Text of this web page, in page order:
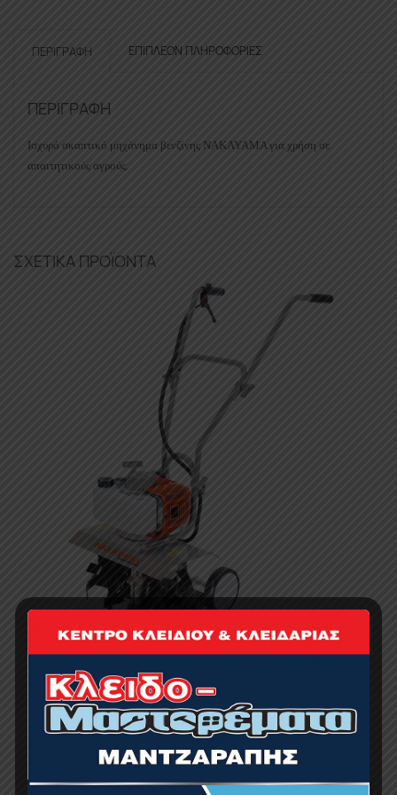
ΠΕΡΙΓΡΑΦΉ ΕΠΙΠΛΈΟΝ ΠΛΗΡΟΦΟΡΊΕΣ
ΠΕΡΙΓΡΑΦΉ
Ισχυρό σκαπτικό μηχάνημα βενζίνης NAKAYAMA για χρήση σε
απαιτητικούς αγρούς.
ΣΧΕΤΙΚΆ ΠΡΟΪΌΝΤΑ
NAKAYAMA MB2620 Σκαπτικό Δίχρονο 62cc-
2.8Hp-Πλάτος 40cm, Μαχαίρια 12+12
249.00€